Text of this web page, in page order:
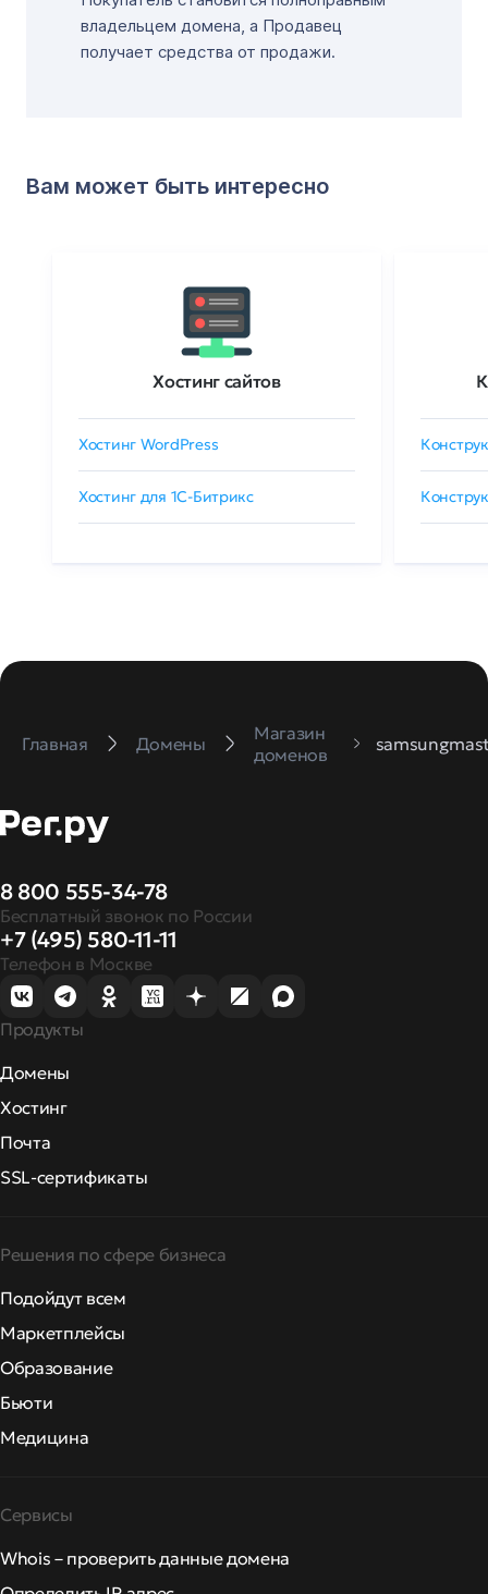
владельцем домена, а Продавец
получает средства от продажи.
Вам может быть интересно
Хостинг сайтов
Хостинг WordPress
Хостинг для 1C-Битрикс
Главная Домены
Магазин
доменов
8 800 555-34-78
Бесплатный звонок по России
+7 (495) 580-11-11
Телефон в Москве
Продукты
Домены
Хостинг
Почта
SSL-сертификаты
Решения по сфере бизнеса
Подойдут всем
Маркетплейсы
Образование
Бьюти
Медицина
Сервисы
Whois – проверить данные домена